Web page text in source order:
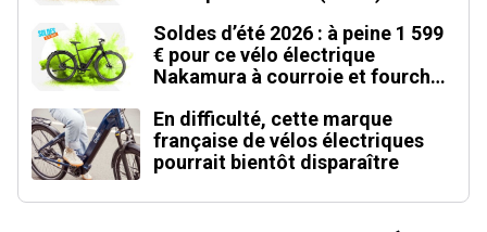
Soldes d’été 2026 : à peine 1 599
€ pour ce vélo électrique
Nakamura à courroie et fourche
En difficulté, cette marque
française de vélos électriques
pourrait bientôt disparaître